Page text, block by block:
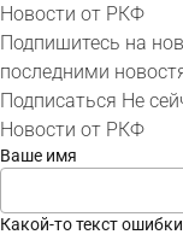
Новости от РКФ
Подпишитесь на
последними
Подписаться Не
Новости от РКФ
Ваше имя
Какой-то текст ошибки